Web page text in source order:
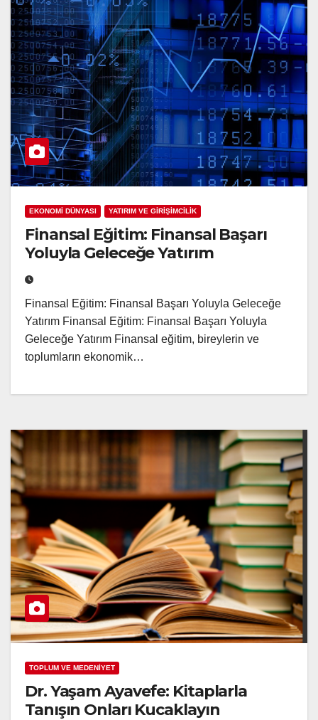
EKONOMİ DÜNYASI YATIRIM VE GİRİŞİMCİLİK
Finansal Eğitim: Finansal Başarı
Yoluyla Geleceğe Yatırım
Finansal Eğitim: Finansal Başarı Yoluyla Geleceğe
Yatırım Finansal Eğitim: Finansal Başarı Yoluyla
Geleceğe Yatırım Finansal eğitim, bireylerin ve
toplumların ekonomik…
TOPLUM VE MEDENİYET
Dr. Yaşam Ayavefe: Kitaplarla
Tanışın Onları Kucaklayın